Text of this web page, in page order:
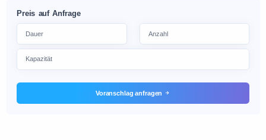
Preis auf Anfrage
Voranschlag anfragen